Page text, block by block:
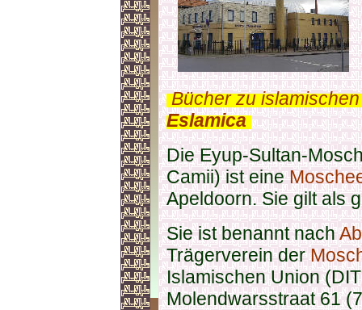
.Bücher zu
Eslamica.
Die Eyup-Sultan-
Camii) ist eine
Apeldoorn. Sie gilt als
Sie ist benannt nach
Trägerverein der
Islamischen Union
Molendwarsstraat 61